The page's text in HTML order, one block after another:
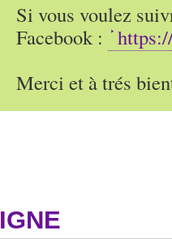
Si vous voulez
Facebook :
Merci et à trés